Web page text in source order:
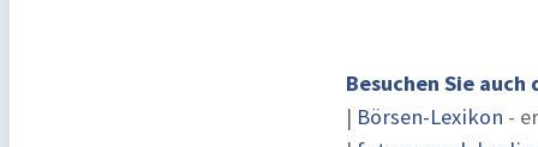
Besuchen Sie
| Börsen-Lexikon -